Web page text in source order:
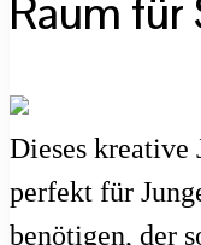
Raum für
Dieses kreative
perfekt für
benötigen, der